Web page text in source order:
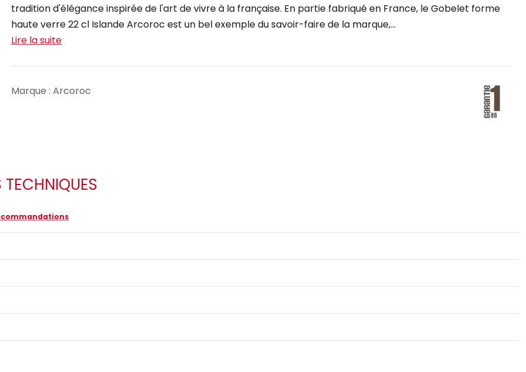
tradition d'élégance inspirée de l'art de vivre à la française. En partie fabriqué en France, le Gobelet forme
haute verre 22 cl Islande Arcoroc est un bel exemple du savoir-faire de la marque,...
Lire la suite
Marque : Arcoroc